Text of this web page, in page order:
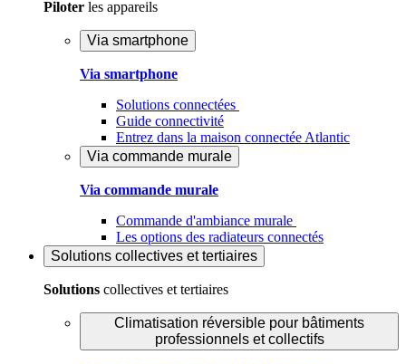
Piloter les appareils
Via smartphone
Via smartphone
Solutions connectées
Guide connectivité
Entrez dans la maison connectée Atlantic
Via commande murale
Via commande murale
Commande d'ambiance murale
Les options des radiateurs connectés
Solutions collectives et tertiaires
Solutions collectives et tertiaires
Climatisation réversible pour bâtiments
professionnels et collectifs